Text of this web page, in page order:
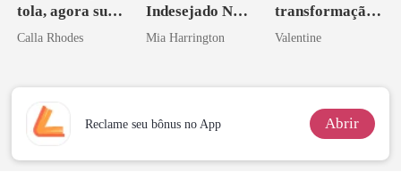
tola, agora sua
obsessão eterna
Calla Rhodes
Indesejado Na
Máfia
Mia Harrington
transformação
inesperada da
Valentine
Reclame seu bônus no App Abrir